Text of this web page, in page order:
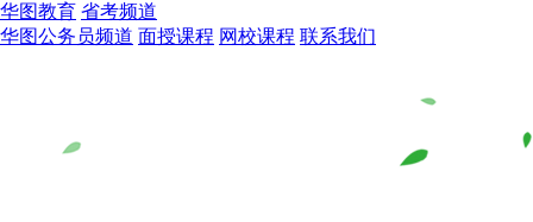
华图教育 省考频道
华图公务员频道 面授课程 网校课程 联系我们